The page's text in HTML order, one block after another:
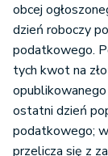
obcej
dzień roboczy
podatkowego.
tych kwot na
ostatni dzień
podatkowego;
przelicza się z